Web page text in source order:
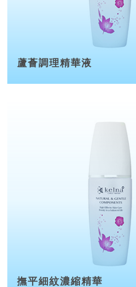
蘆薈調理精華液
撫平細紋濃縮精華